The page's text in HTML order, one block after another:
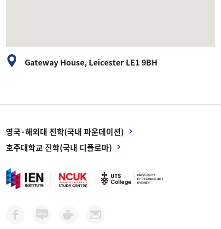
Gateway House, Leicester LE1 9BH
영국·해외대 진학(국내 파운데이션)
호주대학교 진학(국내 디플로마)